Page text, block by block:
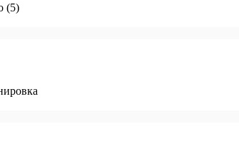
(5)